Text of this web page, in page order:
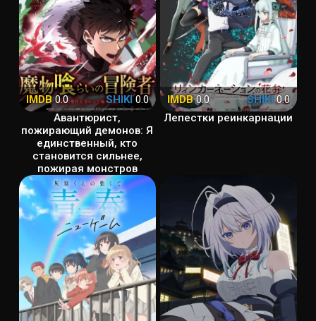
IMDB0.0 SHIKI0.0
Авантюрист,
пожирающий демонов: Я
единственный, кто
становится сильнее,
пожирая монстров
IMDB0.0 SHIKI0.0
Лепестки реинкарнации